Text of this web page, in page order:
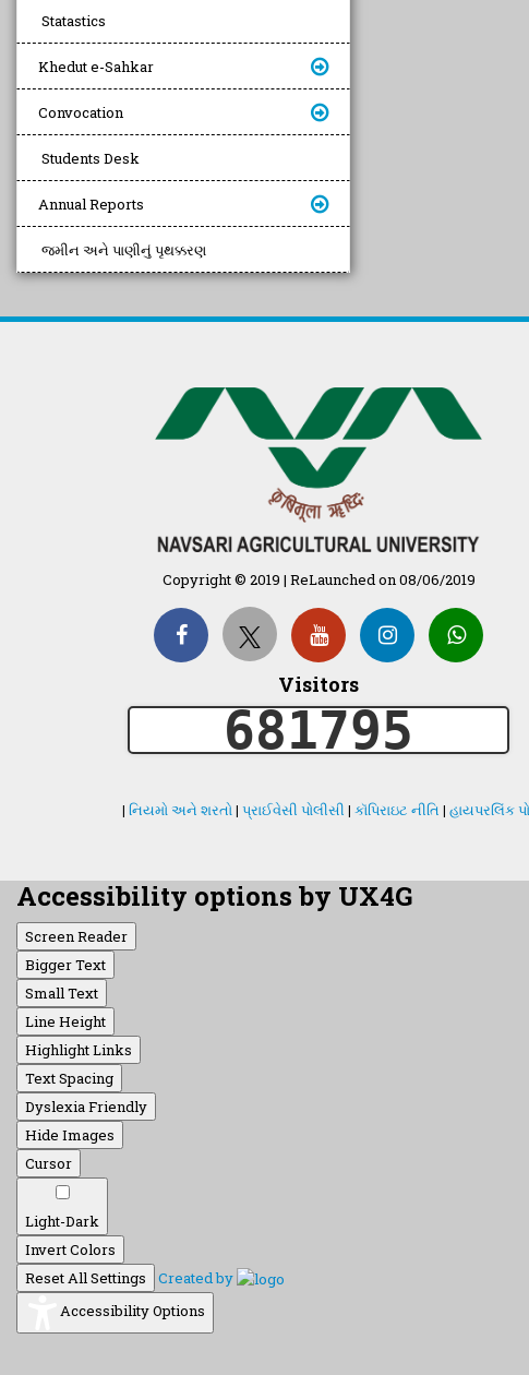
Statastics
Khedut e-Sahkar
Convocation
Students Desk
Annual Reports
જમીન અને પાણીનું પૃથક્કરણ
Copyright © 2019 | ReLaunched on 08/06/2019
Visitors
681795
| નિયમો અને શરતો| પ્રાઈવેસી પોલીસી | કૉપિરાઇટ નીતિ | હાયપરલિંક
Accessibility options by UX4G
Screen Reader
Bigger Text
Small Text
Line Height
Highlight Links
Text Spacing
Dyslexia Friendly
Hide Images
Cursor
Light-Dark
Invert Colors
Reset All Settings
Created by
Accessibility Options